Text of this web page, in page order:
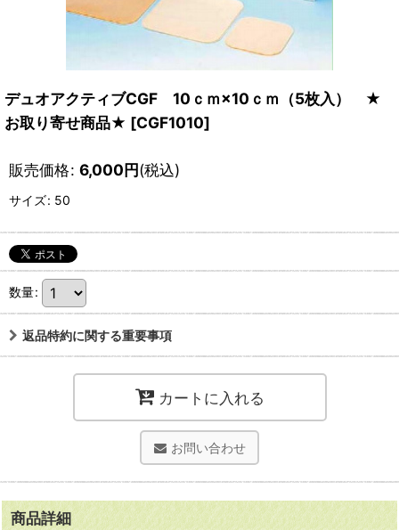
デュオアクティブCGF 10ｃｍ×10ｃｍ（5枚入） ★
お取り寄せ商品★ [CGF1010]
販売価格: 6,000円(税込)
サイズ: 50
数量:
返品特約に関する重要事項
カートに入れる
お問い合わせ
商品詳細